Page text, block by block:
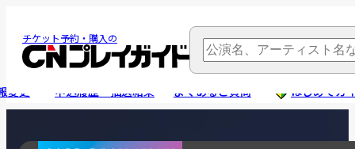
チケット予約・購入の
変更 申込履歴・抽選結果 よくあるご質問 はじめてガ